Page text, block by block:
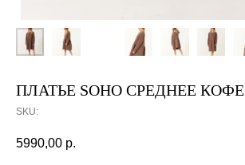
ПЛАТЬЕ SOHO СРЕДНЕЕ КОФЕ
SKU:
5990,00 р.